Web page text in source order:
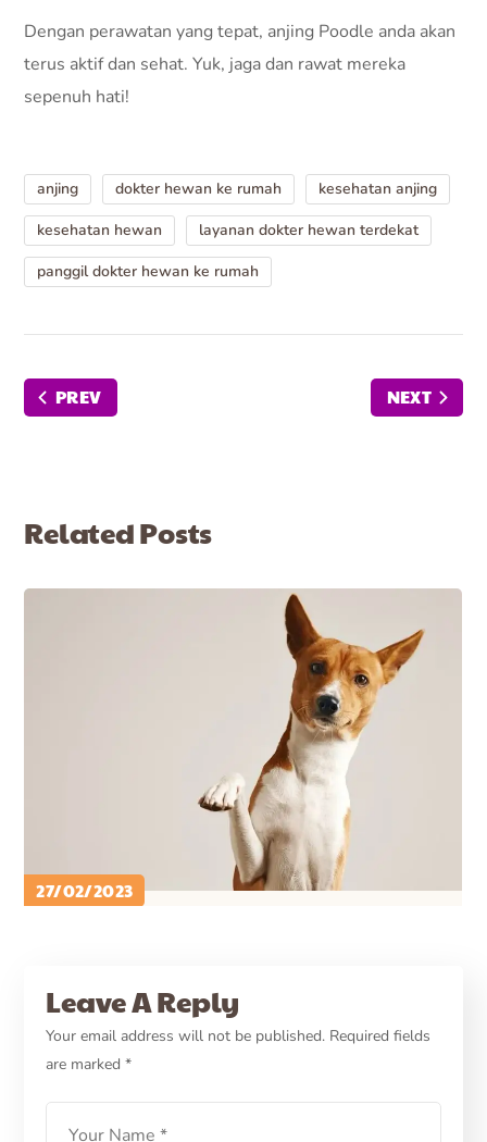
Dengan perawatan yang tepat, anjing Poodle anda akan
terus aktif dan sehat. Yuk, jaga dan rawat mereka
sepenuh hati!
anjing dokter hewan ke rumah
kesehatan anjing
kesehatan hewan
layanan dokter hewan terdekat
panggil dokter hewan ke rumah
PREV NEXT
Related Posts
27/02/2023
Bulu Anjing Mengalami
Kerontokan? Berikut Cara
Mengatasinya!
LEARN MORE
Leave A Reply
Your email address will not be published. Required fields
are marked*